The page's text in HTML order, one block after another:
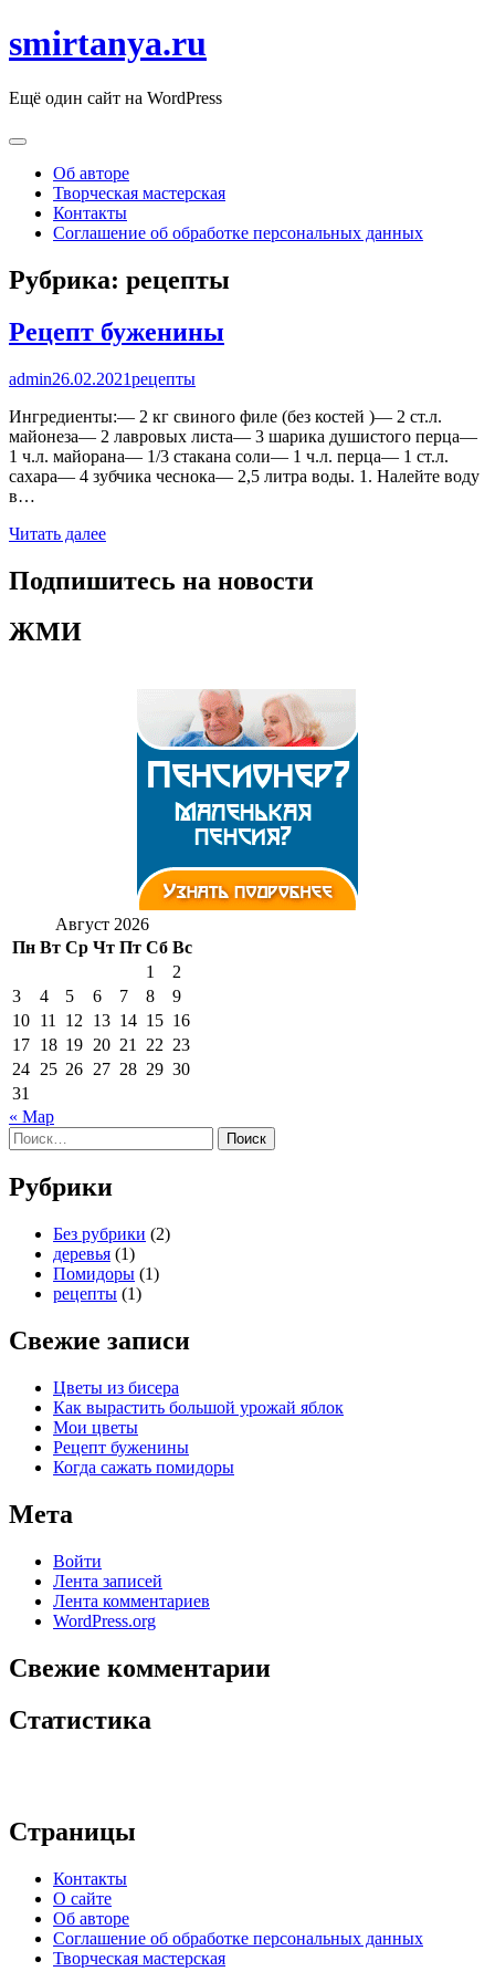
smirtanya.ru
Ещё один сайт на WordPress
Об авторе
Творческая мастерская
Контакты
Соглашение об обработке персональных данных
Рубрика: рецепты
Рецепт буженины
admin26.02.2021рецепты
Ингредиенты:— 2 кг свиного филе (без костей )— 2 ст.л.
майонеза— 2 лавровых листа— 3 шарика душистого перца—
1 ч.л. майорана— 1/3 стакана соли— 1 ч.л. перца— 1 ст.л.
сахара— 4 зубчика чеснока— 2,5 литра воды. 1. Налейте воду
в…
Читать далее
Подпишитесь на новости
ЖМИ
Август 2026
Пн Вт Ср Чт Пт Сб Вс
1
2
3
4 5 6 7 8
9
10 11 12 13 14 15 16
17 18 19 20 21 22 23
24 25 26 27 28 29 30
31
« Мар
Найти:
Рубрики
Без рубрики (2)
деревья (1)
Помидоры (1)
рецепты (1)
Свежие записи
Цветы из бисера
Как вырастить большой урожай яблок
Мои цветы
Рецепт буженины
Когда сажать помидоры
Мета
Войти
Лента записей
Лента комментариев
WordPress.org
Свежие комментарии
Статистика
Страницы
Контакты
О сайте
Об авторе
Соглашение об обработке персональных данных
Творческая мастерская